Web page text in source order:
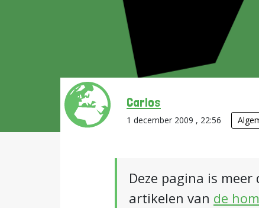
Carlos
1 december 2009 , 22:56
Deze pagina is
artikelen van de